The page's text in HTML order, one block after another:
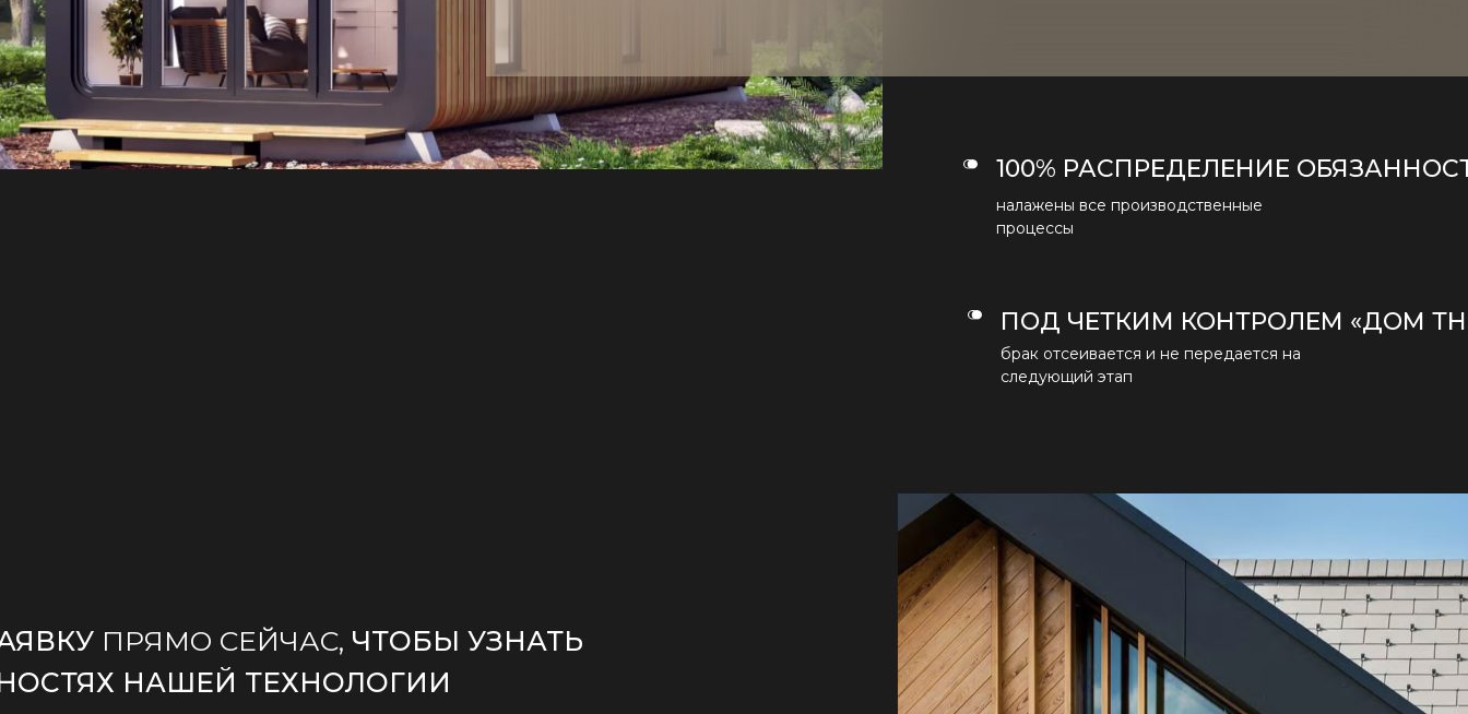
брак отсеивается и не передается на
следующий этап
ПОД ЧЕТКИМ КОНТРОЛЕМ «ДОМ
налажены все производственные
процессы
100% РАСПРЕДЕЛЕНИЕ
ПРЯМО СЕЙЧАС, ЧТОБЫ УЗНАТЬ
НАШЕЙ ТЕХНОЛОГИИ